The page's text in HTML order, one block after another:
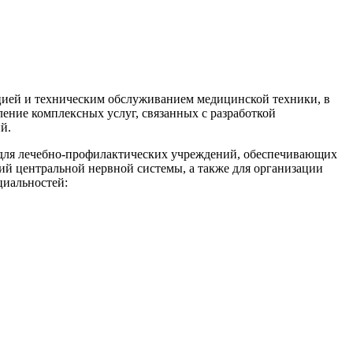
и техническим обслуживанием медицинской техники, в
комплексных услуг, связанных с разработкой
лечебно-профилактических учреждений, обеспечивающих
центральной нервной системы, а также для организации